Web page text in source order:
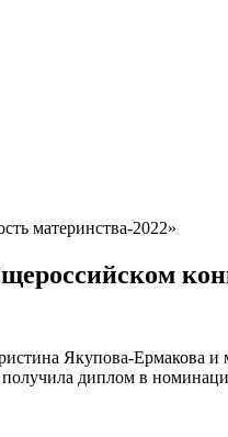
материнства-2022»
Якупова-Ермакова
диплом в